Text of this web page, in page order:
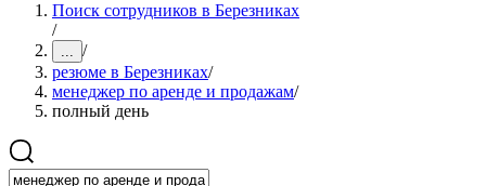
Поиск сотрудников в Березниках
/
... /
резюме в Березниках/
менеджер по аренде и продажам/
полный день